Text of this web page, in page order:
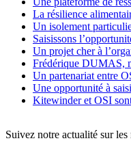
Autonomie et
Connaissances
Plateforme de soutien aux
introduit le concept
développer la résilience et
détaillé plus bas ↓
La résilience
Un isolement
Saisissons
Un projet cher à
Frédérique DUMAS,
Un partenariat entre
Une opportunité à
Kitewinder et OSI
Suivez notre actualité sur les